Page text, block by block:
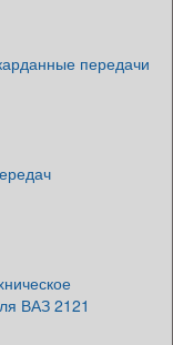
передачи
ВАЗ 2121